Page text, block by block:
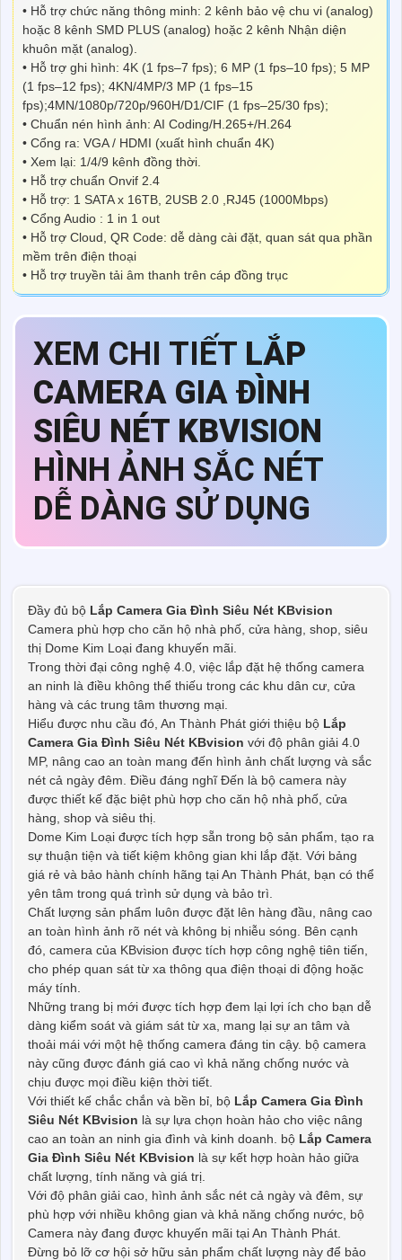
• Hỗ trợ chức năng thông minh: 2 kênh bảo vệ chu vi (analog)
hoặc 8 kênh SMD PLUS (analog) hoặc 2 kênh Nhận diện
khuôn mặt (analog).
• Hỗ trợ ghi hình: 4K (1 fps–7 fps); 6 MP (1 fps–10 fps); 5 MP
(1 fps–12 fps); 4KN/4MP/3 MP (1 fps–15
fps);4MN/1080p/720p/960H/D1/CIF (1 fps–25/30 fps);
• Chuẩn nén hình ảnh: AI Coding/H.265+/H.264
• Cổng ra: VGA / HDMI (xuất hình chuẩn 4K)
• Xem lại: 1/4/9 kênh đồng thời.
• Hỗ trợ chuẩn Onvif 2.4
• Hỗ trợ: 1 SATA x 16TB, 2USB 2.0 ,RJ45 (1000Mbps)
• Cổng Audio : 1 in 1 out
• Hỗ trợ Cloud, QR Code: dễ dàng cài đặt, quan sát qua phần
mềm trên điện thoại
• Hỗ trợ truyền tải âm thanh trên cáp đồng trục
XEM CHI TIẾT LẮP
CAMERA GIA ĐÌNH
SIÊU NÉT KBVISION
HÌNH ẢNH SẮC NÉT
DỄ DÀNG SỬ DỤNG
Đầy đủ bộ Lắp Camera Gia Đình Siêu Nét KBvision
Camera phù hợp cho căn hộ nhà phố, cửa hàng, shop, siêu
thị Dome Kim Loại đang khuyến mãi.
Trong thời đại công nghệ 4.0, việc lắp đặt hệ thống camera
an ninh là điều không thể thiếu trong các khu dân cư, cửa
hàng và các trung tâm thương mại.
Hiểu được nhu cầu đó, An Thành Phát giới thiệu bộ Lắp
Camera Gia Đình Siêu Nét KBvision với độ phân giải 4.0
MP, nâng cao an toàn mang đến hình ảnh chất lượng và sắc
nét cả ngày đêm. Điều đáng nghĩ Đến là bộ camera này
được thiết kế đặc biệt phù hợp cho căn hộ nhà phố, cửa
hàng, shop và siêu thị.
Dome Kim Loại được tích hợp sẵn trong bộ sản phẩm, tạo ra
sự thuận tiện và tiết kiệm không gian khi lắp đặt. Với bảng
giá rẻ và bảo hành chính hãng tại An Thành Phát, bạn có thể
yên tâm trong quá trình sử dụng và bảo trì.
Chất lượng sản phẩm luôn được đặt lên hàng đầu, nâng cao
an toàn hình ảnh rõ nét và không bị nhiễu sóng. Bên cạnh
đó, camera của KBvision được tích hợp công nghệ tiên tiến,
cho phép quan sát từ xa thông qua điện thoại di động hoặc
máy tính.
Những trang bị mới được tích hợp đem lại lợi ích cho bạn dễ
dàng kiểm soát và giám sát từ xa, mang lại sự an tâm và
thoải mái với một hệ thống camera đáng tin cậy. bộ camera
này cũng được đánh giá cao vì khả năng chống nước và
chịu được mọi điều kiện thời tiết.
Với thiết kế chắc chắn và bền bỉ, bộ Lắp Camera Gia Đình
Siêu Nét KBvision là sự lựa chọn hoàn hảo cho việc nâng
cao an toàn an ninh gia đình và kinh doanh. bộ Lắp Camera
Gia Đình Siêu Nét KBvision là sự kết hợp hoàn hảo giữa
chất lượng, tính năng và giá trị.
Với độ phân giải cao, hình ảnh sắc nét cả ngày và đêm, sự
phù hợp với nhiều không gian và khả năng chống nước, bộ
Camera này đang được khuyến mãi tại An Thành Phát.
Đừng bỏ lỡ cơ hội sở hữu sản phẩm chất lượng này để bảo